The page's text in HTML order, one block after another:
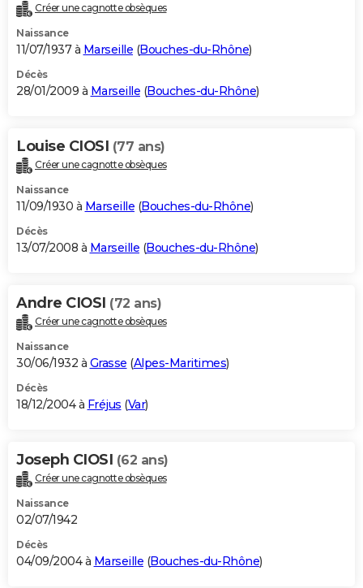
Créer une cagnotte obsèques
Naissance
11/07/1937 à Marseille (Bouches-du-Rhône)
Décès
28/01/2009 à Marseille (Bouches-du-Rhône)
Louise CIOSI (77 ans)
Créer une cagnotte obsèques
Naissance
11/09/1930 à Marseille (Bouches-du-Rhône)
Décès
13/07/2008 à Marseille (Bouches-du-Rhône)
Andre CIOSI (72 ans)
Créer une cagnotte obsèques
Naissance
30/06/1932 à Grasse (Alpes-Maritimes)
Décès
18/12/2004 à Fréjus (Var)
Joseph CIOSI (62 ans)
Créer une cagnotte obsèques
Naissance
02/07/1942
Décès
04/09/2004 à Marseille (Bouches-du-Rhône)